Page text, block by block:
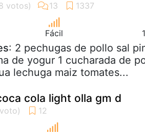
Fácil
: 2 pechugas de pollo sal
de yogur 1 cucharada de
lechuga maiz tomates...
cola light olla gm d